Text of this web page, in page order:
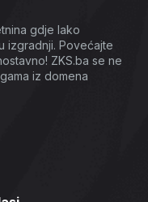
gdje lako
izgradnji. Povećajte
ZKS.ba se ne
iz domena